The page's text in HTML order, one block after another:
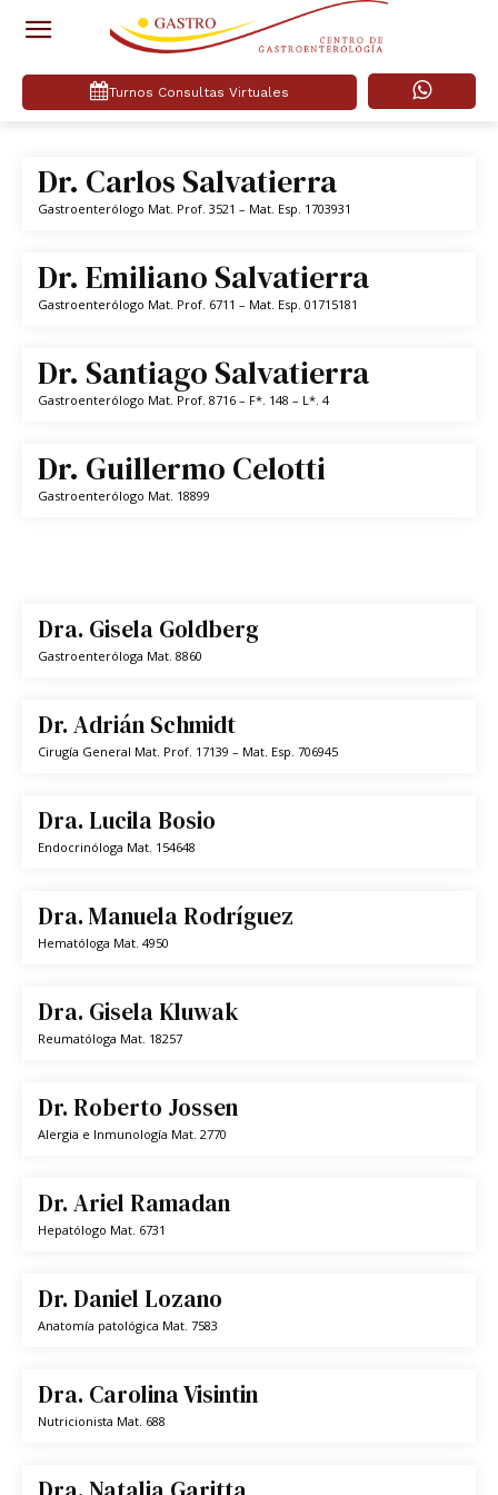
Turnos Consultas Virtuales
Dr. Carlos Salvatierra
Gastroenterólogo Mat. Prof. 3521 – Mat. Esp. 1703931
Dr. Emiliano Salvatierra
Gastroenterólogo Mat. Prof. 6711 – Mat. Esp. 01715181
Dr. Santiago Salvatierra
Gastroenterólogo Mat. Prof. 8716 – F*. 148 – L*. 4
Dr. Guillermo Celotti
Gastroenterólogo Mat. 18899
Dra. Gisela Goldberg
Gastroenteróloga Mat. 8860
Dr. Adrián Schmidt
Cirugía General Mat. Prof. 17139 – Mat. Esp. 706945
Dra. Lucila Bosio
Endocrinóloga Mat. 154648
Dra. Manuela Rodríguez
Hematóloga Mat. 4950
Dra. Gisela Kluwak
Reumatóloga Mat. 18257
Dr. Roberto Jossen
Alergia e Inmunología Mat. 2770
Dr. Ariel Ramadan
Hepatólogo Mat. 6731
Dr. Daniel Lozano
Anatomía patológica Mat. 7583
Dra. Carolina Visintin
Nutricionista Mat. 688